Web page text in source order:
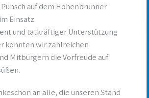
auf dem Hohenbrunner
Einsatz.
und tatkräftiger Unterstützung
konnten wir zahlreichen
Mitbürgern die Vorfreude auf
an alle, die unseren Stand